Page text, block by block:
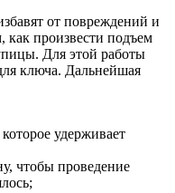
от повреждений и
произвести подъем
Для этой работы
ключа. Дальнейшая
удерживает
чтобы проведение